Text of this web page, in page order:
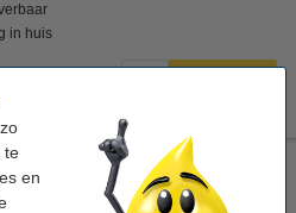
te
en
in huis
vervangt 5x Brother TZe-
geel 12 mm